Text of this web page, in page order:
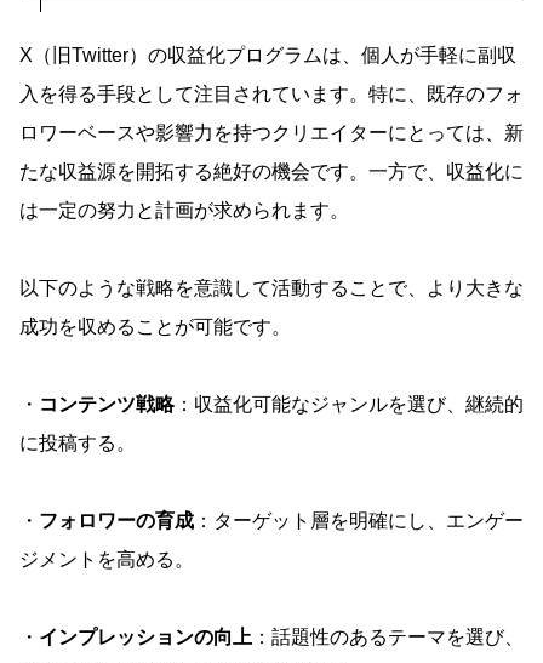
X（旧Twitter）の収益化プログラムは、個人が手軽に副収
入を得る手段として注目されています。特に、既存のフォ
ロワーベースや影響力を持つクリエイターにとっては、新
たな収益源を開拓する絶好の機会です。一方で、収益化に
は一定の努力と計画が求められます。
以下のような戦略を意識して活動することで、より大きな
成功を収めることが可能です。
・ コンテンツ戦略：収益化可能なジャンルを選び、継続的
に投稿する。
・ フォロワーの育成 ：ターゲット層を明確にし、エンゲー
ジメントを高める。
・ インプレッションの向上 ：話題性のあるテーマを選び、